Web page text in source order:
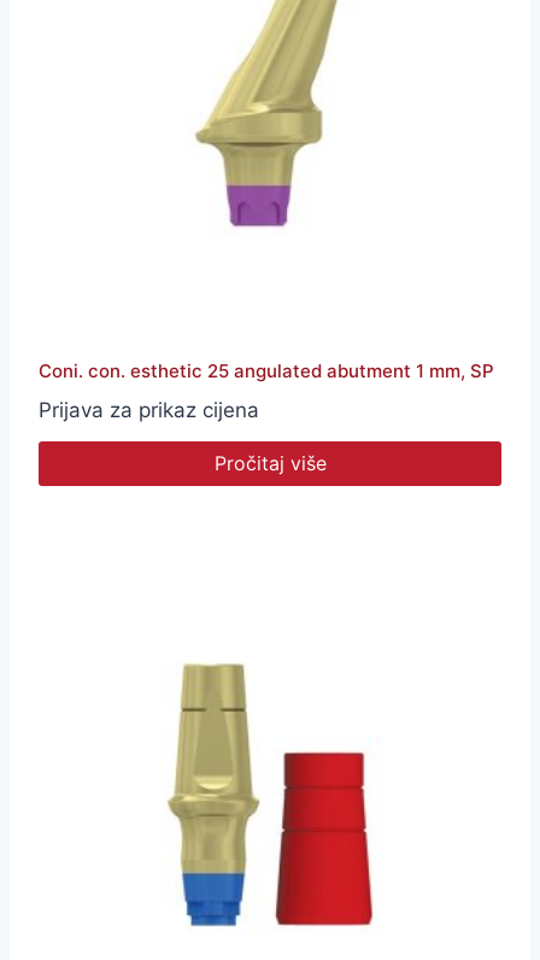
Coni. con. esthetic 25 angulated abutment 1 mm, SP
Prijava za prikaz cijena
Pročitaj više